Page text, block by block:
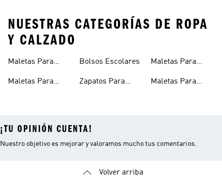
NUESTRAS CATEGORÍAS DE ROPA
Y CALZADO
Maletas Para
Maletas Para
Bolsos Escolares
Zapatos Para
Maletas Para
Maletas Para
¡TU OPINIÓN CUENTA!
Nuestro objetivo es mejorar y valoramos mucho tus comentarios.
Volver arriba